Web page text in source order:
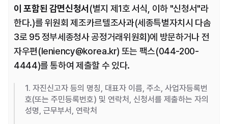
이 포함된 감면신청서 (별지 제1호 서식, 이하 "신청서"라
한다.)를 위원회 제조카르텔조사과(세종특별자치시 다솜
3로 95 정부세종청사 공정거래위원회)에 방문하거나 전
자우편(leniency@korea.kr) 또는 팩스(044-200-
4444)를 통하여 제출할 수 있다.
1. 자진신고자 등의 명칭, 대표자 이름, 주소, 사업자등록번
호(또는 주민등록번호) 및 연락처, 신청서를 제출하는 자의
성명, 근무부서, 연락처